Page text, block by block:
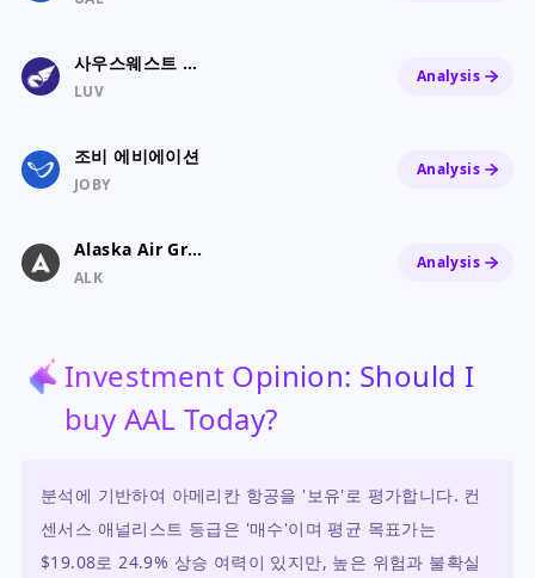
사우스웨스트 항공
LUV
Analysis
조비 에비에이션
JOBY
Analysis
Alaska Air Group, Inc.
ALK
Analysis
Investment Opinion: Should I
buy AAL Today?
분석에 기반하여 아메리칸 항공을 '보유'로 평가합니다. 컨
센서스 애널리스트 등급은 '매수'이며 평균 목표가는
$19.08로 24.9% 상승 여력이 있지만, 높은 위험과 불확실